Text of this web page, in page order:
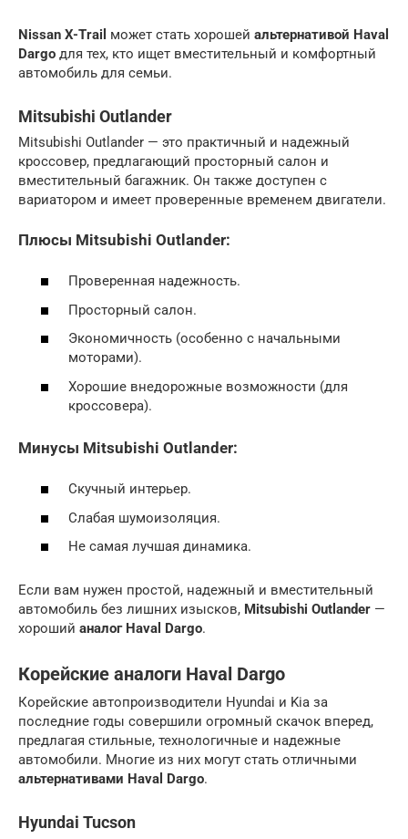
Nissan X-Trail может стать хорошей альтернативой Haval
Dargo для тех, кто ищет вместительный и комфортный
автомобиль для семьи.
Mitsubishi Outlander
Mitsubishi Outlander — это практичный и надежный
кроссовер, предлагающий просторный салон и
вместительный багажник. Он также доступен с
вариатором и имеет проверенные временем двигатели.
Плюсы Mitsubishi Outlander:
Проверенная надежность.
Просторный салон.
Экономичность (особенно с начальными
моторами).
Хорошие внедорожные возможности (для
кроссовера).
Минусы Mitsubishi Outlander:
Скучный интерьер.
Слабая шумоизоляция.
Не самая лучшая динамика.
Если вам нужен простой, надежный и вместительный
автомобиль без лишних изысков, Mitsubishi Outlander —
хороший аналог Haval Dargo.
Корейские аналоги Haval Dargo
Корейские автопроизводители Hyundai и Kia за
последние годы совершили огромный скачок вперед,
предлагая стильные, технологичные и надежные
автомобили. Многие из них могут стать отличными
альтернативами Haval Dargo.
Hyundai Tucson